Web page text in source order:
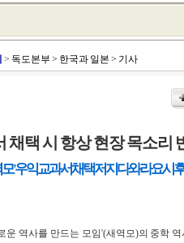
> 독도본부 > 한국과 일본 > 기사
채택 시 항상 현장 목소리
모' 우익 교과서 채택 저지 다와라 요시
운 역사를 만드는 모임'(새역모)의 중학